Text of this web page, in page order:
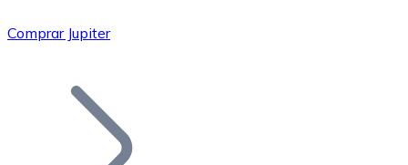
Bitcoin
Comprar Jupiter